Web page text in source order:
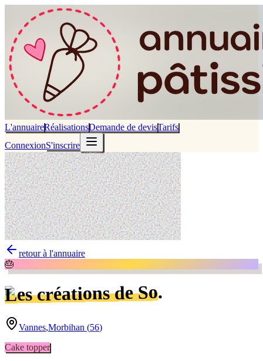
L'annuaireRéalisationsDemande de devisTarifs
ConnexionS'inscrire
retour à l'annuaire
🎂
Les créations de So.
Vannes,Morbihan (56)
Cake topper